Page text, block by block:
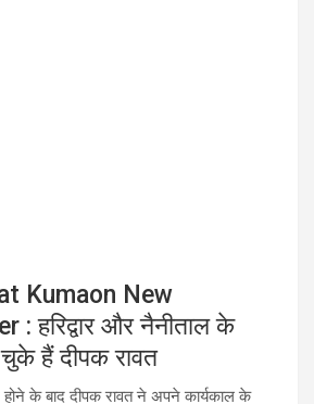
Kumaon New
हरिद्वार और नैनीताल के
चुके हैं दीपक रावत
के बाद दीपक रावत ने अपने कार्यकाल के